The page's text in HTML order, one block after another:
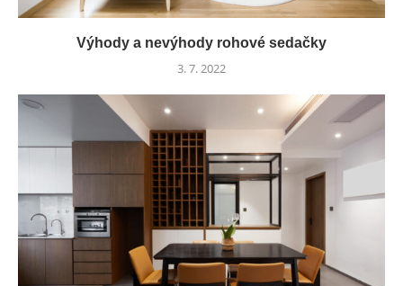
Výhody a nevýhody rohové sedačky
3. 7. 2022